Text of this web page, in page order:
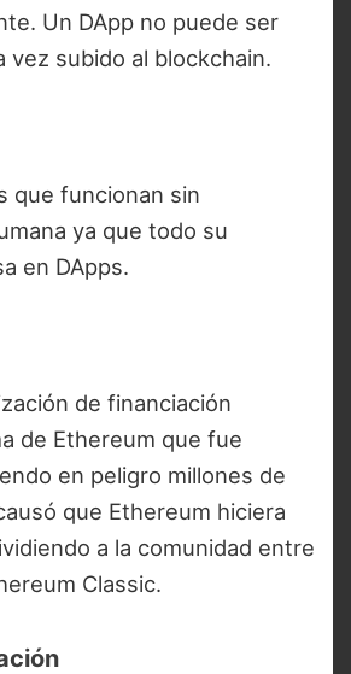
Un DApp no puede ser
vez subido al blockchain.
que funcionan sin
ya que todo su
en DApps.
de financiación
de Ethereum que fue
en peligro millones de
que Ethereum hiciera
a la comunidad entre
Classic.